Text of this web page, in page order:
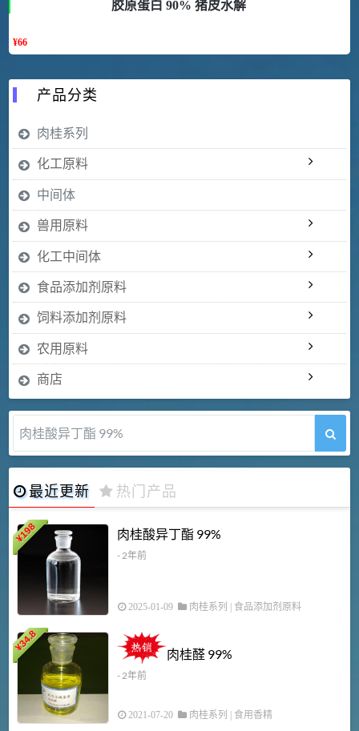
胶原蛋白 90% 猪皮水解
¥66
产品分类
肉桂系列
化工原料
中间体
兽用原料
化工中间体
食品添加剂原料
饲料添加剂原料
农用原料
商店
肉桂醛 99%
最近更新 热门产品
¥
198 肉桂酸异丁酯 99%
- 2年前
2025-01-09 肉桂系列 | 食品添加剂原料
¥
34.8
肉桂醛 99%
- 2年前
2021-07-20 肉桂系列 | 食用香精